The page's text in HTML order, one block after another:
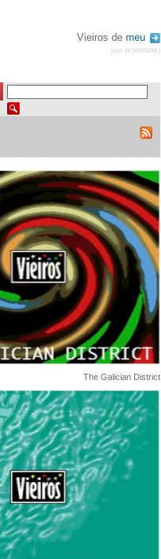
Vieiros de meu
(ou rexistrate)
The Galician District